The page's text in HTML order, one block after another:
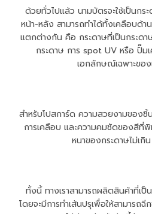
ด้วยทั่วไปแล้ว นามบัตรจะใช้เป็นก
หน้า-หลัง สามารถทำได้ทั้งเคลือบด้า
แตกต่างกัน คือ กระดาษที่เป็นกระด
กระดาษ การ spot UV หรือ ปั๊ม
เอกลักษณ์เฉพาะขอ
สำหรับโปสการ์ด ความสวยงามของชิ้
การเคลือบ และความคมชัดของสีที่
หนาของกระดาษไม่เ
ทั้งนี้ ทางเราสามารถผลิตสินค้าที่เ
โดยจะมีการทำเส้นปรุเพื่อให้สามารถ